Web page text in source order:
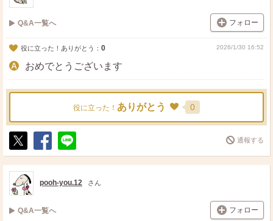
Q&A一覧へ フォロー
役に立った！ありがとう： 0 2026/1/30 16:52
おめでとうございます
役に立った！ ありがとう 0
ポ
ス
ト
シ
ェ
送
る
通報する
pooh-you.12 さん
Q&A一覧へ フォロー